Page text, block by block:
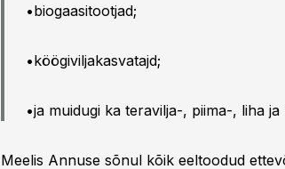
•biogaasitootjad;
•köögiviljakasvatajd;
•ja muidugi ka teravilja-, piima-, liha
Meelis Annuse sõnul kõik eeltoodud